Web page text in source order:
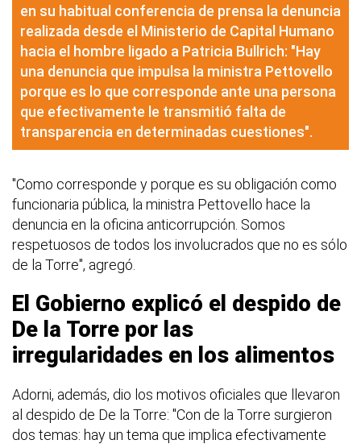
en su habitual conferencia de prensa la denuncia
realizada desde el Ministerio de Capital Humano
hacia el hombre ligado a Patricia Bullrich: "Hay
una denuncia que impulsa la ministra Pettovello
porque es lo que corresponde ante una persona
que efectivamente le transmitió falta de
transparencia en determinadas cuestiones".
"Como corresponde y porque es su obligación como
funcionaria pública, la ministra Pettovello hace la
denuncia en la oficina anticorrupción. Somos
respetuosos de todos los involucrados que no es sólo
de la Torre", agregó.
El Gobierno explicó el despido de
De la Torre por las
irregularidades en los alimentos
Adorni, además, dio los motivos oficiales que llevaron
al despido de De la Torre: "Con de la Torre surgieron
dos temas: hay un tema que implica efectivamente